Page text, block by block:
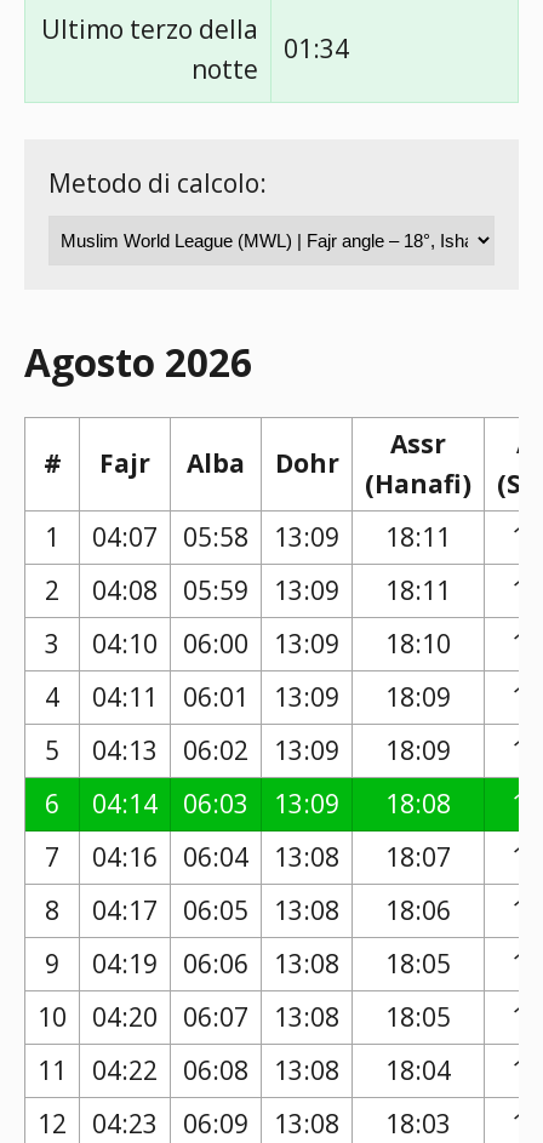
Ultimo terzo della
notte
01:34
Metodo di calcolo:
Agosto 2026
# Fajr Alba Dohr
Assr
(Hanafi)
1
04:07 05:58 13:09 18:11
2
04:08 05:59 13:09 18:11
3
04:10 06:00 13:09 18:10
4
04:11 06:01 13:09 18:09
5
04:13 06:02 13:09 18:09
6
04:14 06:03 13:09 18:08
7
04:16 06:04 13:08 18:07
8
04:17 06:05 13:08 18:06
9
04:19 06:06 13:08 18:05
10
04:20 06:07 13:08 18:05
11
04:22 06:08 13:08 18:04
12
04:23 06:09 13:08 18:03